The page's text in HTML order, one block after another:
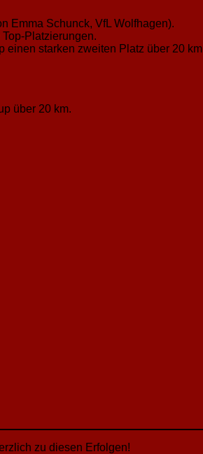
Emma Schunck, VfL Wolfhagen).
Platzierungen.
einen starken zweiten Platz über 20 km
über 20 km.
zu diesen Erfolgen!